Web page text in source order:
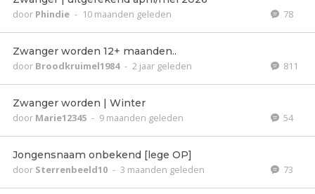
door Phindie - 10 maanden geleden 78
Zwanger worden 12+ maanden..
door Broodkruimel1984 - 2 jaar geleden 811
Zwanger worden | Winter
door Marie12345 - 9 maanden geleden 54
Jongensnaam onbekend [lege OP]
door Sterrenbeeld10 - 3 maanden geleden 73